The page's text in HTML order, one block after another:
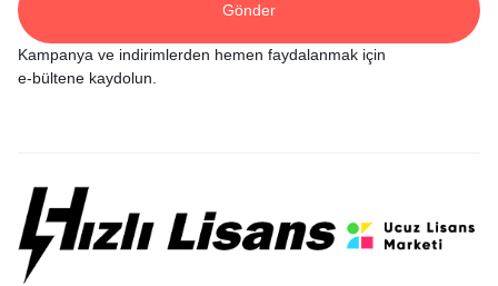
Kampanya ve indirimlerden hemen faydalanmak için
e-bültene kaydolun.